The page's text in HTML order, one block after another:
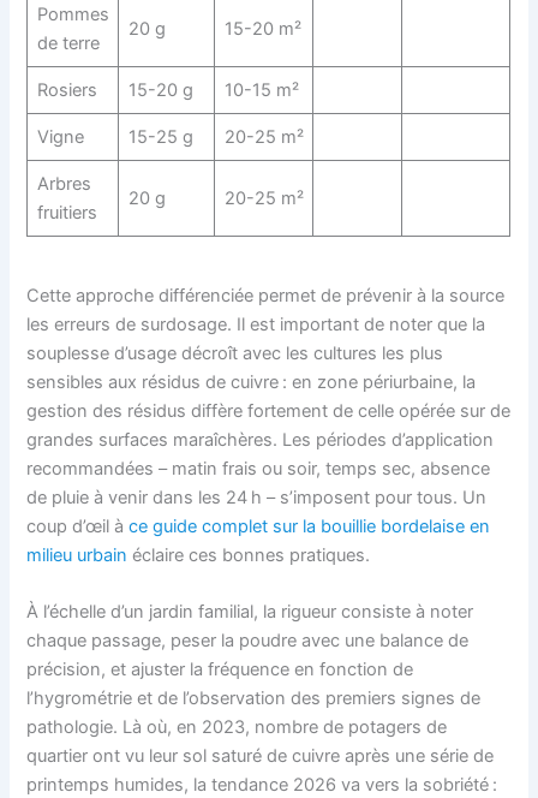
Pommes
de terre
20 g 15-20 m²
Rosiers 15-20 g 10-15 m²
Vigne 15-25 g 20-25 m²
Arbres
fruitiers
20 g 20-25 m²
Cette approche différenciée permet de prévenir à la source
les erreurs de surdosage. Il est important de noter que la
souplesse d’usage décroît avec les cultures les plus
sensibles aux résidus de cuivre : en zone périurbaine, la
gestion des résidus diffère fortement de celle opérée sur de
grandes surfaces maraîchères. Les périodes d’application
recommandées – matin frais ou soir, temps sec, absence
de pluie à venir dans les 24 h – s’imposent pour tous. Un
coup d’œil àce guide complet sur la bouillie bordelaise en
milieu urbain éclaire ces bonnes pratiques.
À l’échelle d’un jardin familial, la rigueur consiste à noter
chaque passage, peser la poudre avec une balance de
précision, et ajuster la fréquence en fonction de
l’hygrométrie et de l’observation des premiers signes de
pathologie. Là où, en 2023, nombre de potagers de
quartier ont vu leur sol saturé de cuivre après une série de
printemps humides, la tendance 2026 va vers la sobriété :